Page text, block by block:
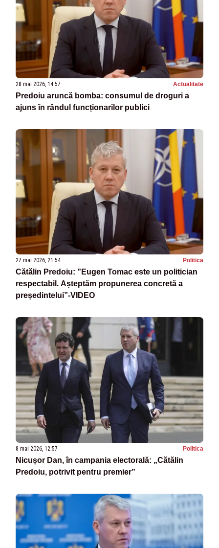
28 mai 2026, 14:57 Actualitate
Predoiu aruncă bomba: consumul de droguri a
ajuns în rândul funcționarilor publici
27 mai 2026, 21:54 Politica
Cătălin Predoiu: ”Eugen Tomac este un politician
respectabil. Așteptăm propunerea concretă a
președintelui”-VIDEO
8 mai 2026, 12:57 Politica
Nicușor Dan, în campania electorală: „Cătălin
Predoiu, potrivit pentru premier”